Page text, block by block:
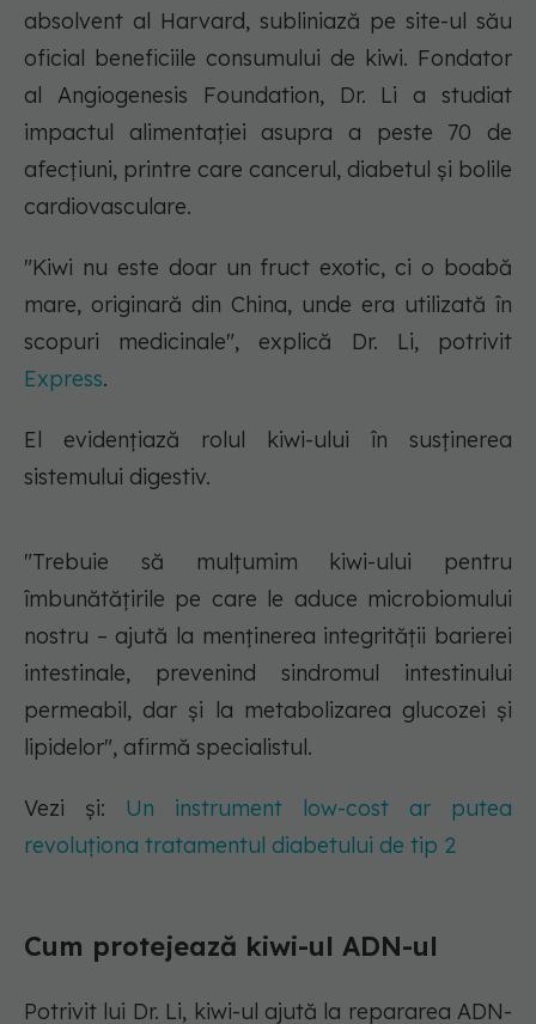
absolvent al Harvard, subliniază pe site-ul său
oficial beneficiile consumului de kiwi. Fondator
al Angiogenesis Foundation, Dr. Li a studiat
impactul alimentației asupra a peste 70 de
afecțiuni, printre care cancerul, diabetul și bolile
cardiovasculare.
"Kiwi nu este doar un fruct exotic, ci o boabă
mare, originară din China, unde era utilizată în
scopuri medicinale", explică Dr. Li, potrivit
Express.
El evidențiază rolul kiwi-ului în susținerea
sistemului digestiv.
"Trebuie să mulțumim kiwi-ului pentru
îmbunătățirile pe care le aduce microbiomului
nostru – ajută la menținerea integrității barierei
intestinale, prevenind sindromul intestinului
permeabil, dar și la metabolizarea glucozei și
lipidelor", afirmă specialistul.
Vezi și: Un instrument low-cost ar putea
revoluționa tratamentul diabetului de tip 2
Cum protejează kiwi-ul ADN-ul
Potrivit lui Dr. Li, kiwi-ul ajută la repararea ADN-